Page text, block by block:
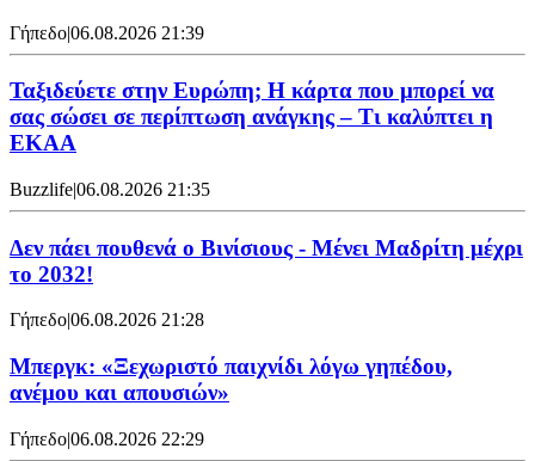
Γήπεδο|06.08.2026 21:39
Ταξιδεύετε στην Ευρώπη; Η κάρτα που μπορεί να
σας σώσει σε περίπτωση ανάγκης – Τι καλύπτει η
ΕΚΑΑ
Buzzlife|06.08.2026 21:35
Δεν πάει πουθενά ο Βινίσιους - Μένει Μαδρίτη μέχρι
το 2032!
Γήπεδο|06.08.2026 21:28
Μπεργκ: «Ξεχωριστό παιχνίδι λόγω γηπέδου,
ανέμου και απουσιών»
Γήπεδο|06.08.2026 22:29